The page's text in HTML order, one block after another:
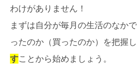
わけがありません！
まずは自分が毎月の生活のなか
ったのか（買ったのか）を把握し
すことから始めましょう。